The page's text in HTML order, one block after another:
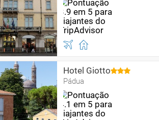
Hotel Giotto
Pádua